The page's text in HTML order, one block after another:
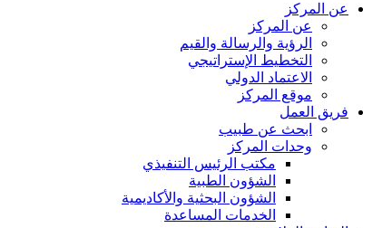
عن المركز
عن المركز
الرؤية والرسالة والقيم
التخطيط الإستراتيجي
الاعتماد الدولي
موقع المركز
فريق العمل
ابحث عن طبيب
وحدات المركز
مكتب الرئيس التنفيذي
الشؤون الطبية
الشؤون البحثية والأكاديمية
الخدمات المساعدة